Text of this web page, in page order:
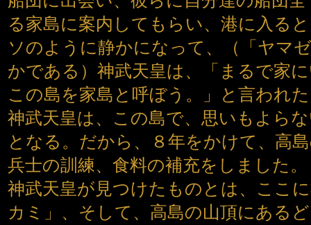
る家島に案内してもらい、港に入る
ソのように静かになって、（「ヤマ
かである）神武天皇は、「まるで家
この島を家島と呼ぼう。」と言われ
神武天皇は、この島で、思いもよら
となる。だから、８年をかけて、高
兵士の訓練、食料の補充をしました。
神武天皇が見つけたものとは、ここ
カミ」、そして、高島の山頂にある